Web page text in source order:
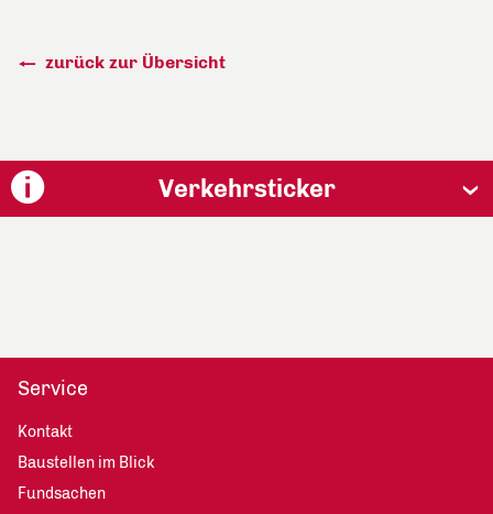
zurück zur Übersicht
Verkehrsticker
Service
Kontakt
Baustellen im Blick
Fundsachen